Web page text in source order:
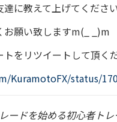
に教えて上げてください
お願い致しますm(_ _)m
トをリツイートして頂く
KuramotoFX/status/
ードを始める初心者ト